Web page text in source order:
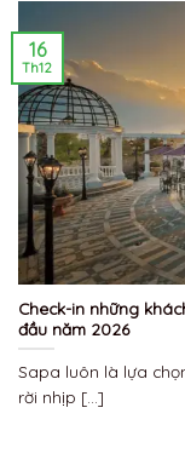
Check-in những
đầu năm 2026
Sapa luôn là lựa
rời nhịp [...]
16
Th12